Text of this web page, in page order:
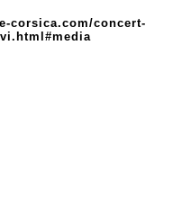
corsica.com/concert-